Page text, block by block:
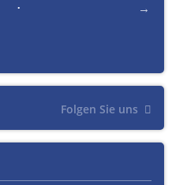
Folgen Sie uns